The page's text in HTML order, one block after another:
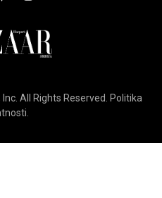
All Rights Reserved. Politika